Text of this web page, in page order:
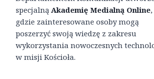
specjalną Akademię Medialną Online,
gdzie zainteresowane osoby mogą
poszerzyć swoją wiedzę z zakresu
wykorzystania nowoczesnych
w misji Kościoła.